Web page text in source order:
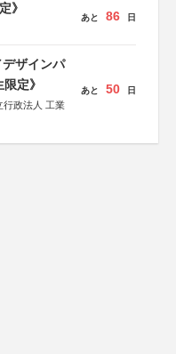
》
あと 86 日
ザインパ
定》
行政法人 工業
あと 50 日